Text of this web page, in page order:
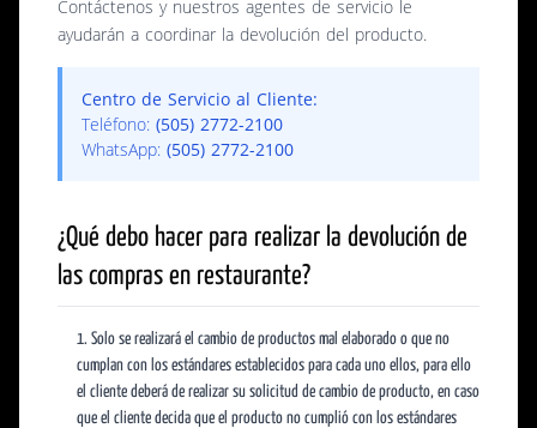
Contáctenos y nuestros agentes de servicio le
ayudarán a coordinar la devolución del producto.
Centro de Servicio al Cliente:
Teléfono: (505) 2772-2100
WhatsApp: (505) 2772-2100
¿Qué debo hacer para realizar la devolución de
las compras en restaurante?
Solo se realizará el cambio de productos mal elaborado o que no
cumplan con los estándares establecidos para cada uno ellos, para ello
el cliente deberá de realizar su solicitud de cambio de producto, en caso
que el cliente decida que el producto no cumplió con los estándares